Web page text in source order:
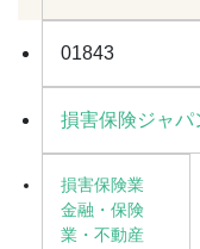
01843
損害保険ジャパ
損害保険業
金融・保険
業・不動産